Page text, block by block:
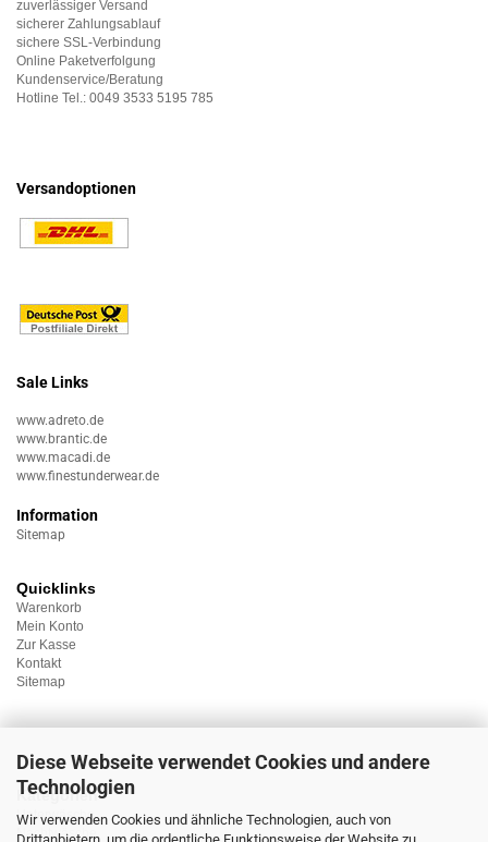
Diese Webseite verwendet Cookies und andere
Technologien
Wir verwenden Cookies und ähnliche Technologien, auch von
Drittanbietern, um die ordentliche Funktionsweise der Website zu
zuverlässiger Versand
sicherer Zahlungsablauf
sichere SSL-Verbindung
Online Paketverfolgung
Kundenservice/Beratung
Hotline Tel.: 0049 3533 5195 785
Versandoptionen
Sale Links
www.adreto.de
www.brantic.de
www.macadi.de
www.finestunderwear.de
Information
Sitemap
Quicklinks
Warenkorb
Mein Konto
Zur Kasse
Kontakt
Sitemap
Kategorien
Unterwäsche
Nachtwäsche